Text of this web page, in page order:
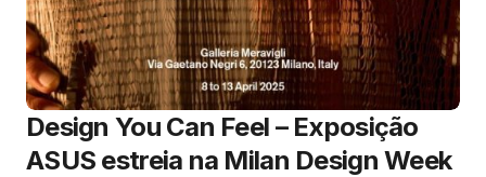
Design You Can Feel – Exposição
ASUS estreia na Milan Design Week